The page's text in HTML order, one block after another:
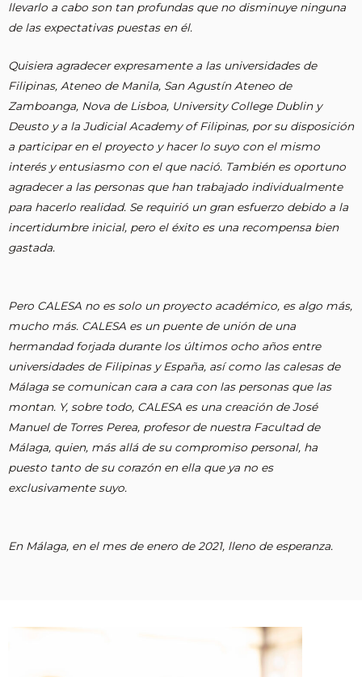
llevarlo a cabo son tan profundas que no disminuye ninguna
de las expectativas puestas en él.
Quisiera agradecer expresamente a las universidades de
Filipinas, Ateneo de Manila, San Agustín Ateneo de
Zamboanga, Nova de Lisboa, University College Dublin y
Deusto y a la Judicial Academy of Filipinas, por su disposición
a participar en el proyecto y hacer lo suyo con el mismo
interés y entusiasmo con el que nació. También es oportuno
agradecer a las personas que han trabajado individualmente
para hacerlo realidad. Se requirió un gran esfuerzo debido a la
incertidumbre inicial, pero el éxito es una recompensa bien
gastada.
Pero CALESA no es solo un proyecto académico, es algo más,
mucho más. CALESA es un puente de unión de una
hermandad forjada durante los últimos ocho años entre
universidades de Filipinas y España, así como las calesas de
Málaga se comunican cara a cara con las personas que las
montan. Y, sobre todo, CALESA es una creación de José
Manuel de Torres Perea, profesor de nuestra Facultad de
Málaga, quien, más allá de su compromiso personal, ha
puesto tanto de su corazón en ella que ya no es
exclusivamente suyo.
En Málaga, en el mes de enero de 2021, lleno de esperanza.